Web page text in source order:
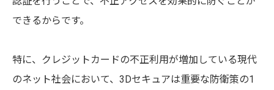
できるからです。
特に、クレジットカードの不正利用が増加している現代
のネット社会において、3Dセキュアは重要な防衛策の1